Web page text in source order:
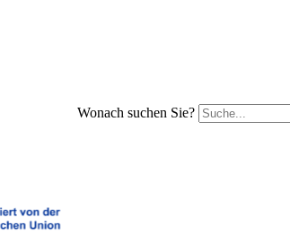
Wonach suchen Sie?